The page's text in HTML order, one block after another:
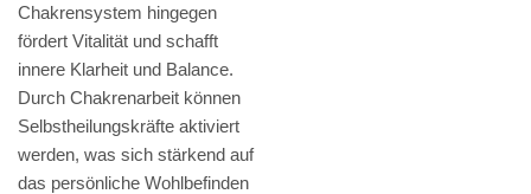
Chakrensystem hingegen
fördert Vitalität und schafft
innere Klarheit und Balance.
Durch Chakrenarbeit können
Selbstheilungskräfte aktiviert
werden, was sich stärkend auf
das persönliche Wohlbefinden